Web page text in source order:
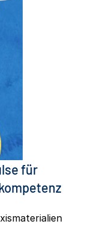
für